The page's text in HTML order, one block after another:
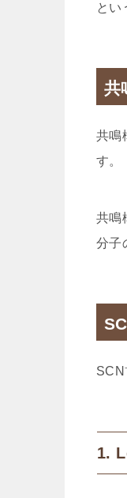
とい
共
共鳴
す。
共鳴
分子
1.